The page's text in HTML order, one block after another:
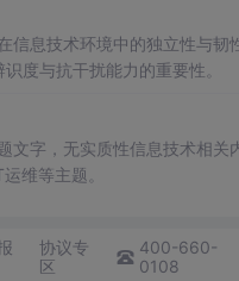
信息技术环境中的独立性与
度与抗干扰能力的重要性。
文字，无实质性信息技术相
维等主题。
协议专
区
400-660-
0108